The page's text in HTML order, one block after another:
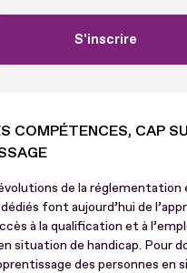
S'inscrire
COMPÉTENCES, CAP
de la réglementation
font aujourd’hui de
à la qualification et à
situation de handicap. Pour
des personnes en